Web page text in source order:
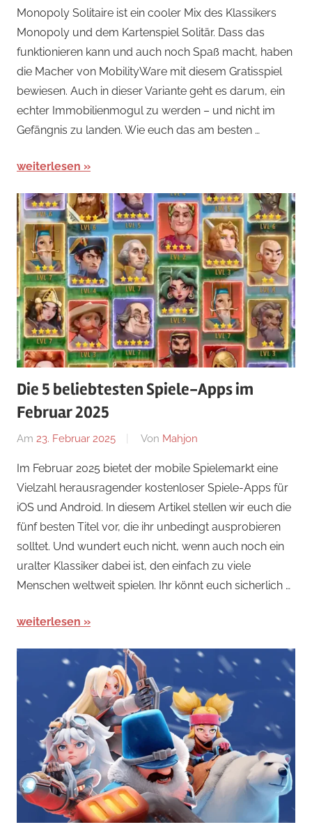
Spiele,
Arcade-
Spiele,
Arcade-
Spiele,
News
Monopoly Solitaire ist ein cooler Mix des Klassikers
Monopoly und dem Kartenspiel Solitär. Dass das
funktionieren kann und auch noch Spaß macht, haben
die Macher von MobilityWare mit diesem Gratisspiel
bewiesen. Auch in dieser Variante geht es darum, ein
echter Immobilienmogul zu werden – und nicht im
Gefängnis zu landen. Wie euch das am besten …
weiterlesen
Die 5 beliebtesten Spiele-Apps im
Februar 2025
Am 23. Februar 2025 Von Mahjon
Spiele,
Arcade-
Spiele
Arcade-
Spiele,
News
Im Februar 2025 bietet der mobile Spielemarkt eine
Vielzahl herausragender kostenloser Spiele-Apps für
iOS und Android. In diesem Artikel stellen wir euch die
fünf besten Titel vor, die ihr unbedingt ausprobieren
solltet. Und wundert euch nicht, wenn auch noch ein
uralter Klassiker dabei ist, den einfach zu viele
Menschen weltweit spielen. Ihr könnt euch sicherlich …
weiterlesen